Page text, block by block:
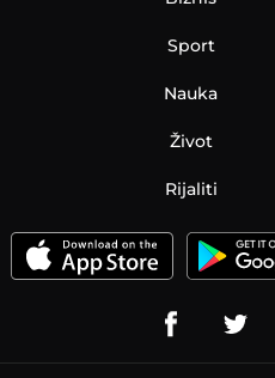
Sport
Nauka
Život
Rijaliti